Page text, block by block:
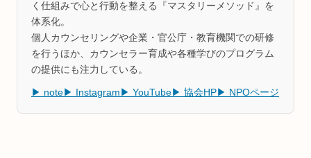
く仕組みで心と行動を整える『マスタリーメソッド』を
体系化。
個人カウンセリングや企業・官公庁・教育機関での研修
を行うほか、カウンセラー育成や各種学びのプログラム
の提供にも注力している。
▶ note ▶ Instagram ▶ YouTube ▶ 協会HP ▶ NPOページ